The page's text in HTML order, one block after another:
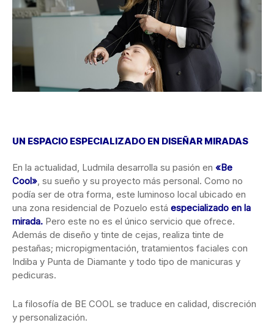
UN ESPACIO ESPECIALIZADO EN DISEÑAR MIRADAS
En la actualidad, Ludmila desarrolla su pasión en «Be
Cool», su sueño y su proyecto más personal. Como no
podía ser de otra forma, este luminoso local ubicado en
una zona residencial de Pozuelo está especializado en la
mirada. Pero este no es el único servicio que ofrece.
Además de diseño y tinte de cejas, realiza tinte de
pestañas; micropigmentación, tratamientos faciales con
Indiba y Punta de Diamante y todo tipo de manicuras y
pedicuras.
La filosofía de BE COOL se traduce en calidad, discreción
y personalización.